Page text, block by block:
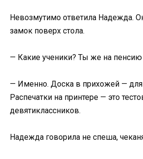
Невозмутимо ответила Надежда.
замок поверх стола.
— Какие ученики? Ты же на
— Именно. Доска в прихожей — для
Распечатки на принтере — это
девятиклассников.
Надежда говорила не спеша,